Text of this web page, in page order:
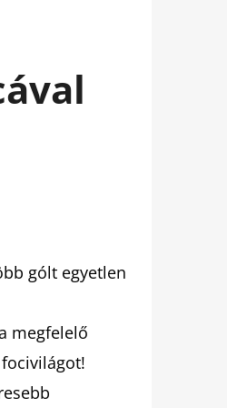
gólt egyetlen
megfelelő